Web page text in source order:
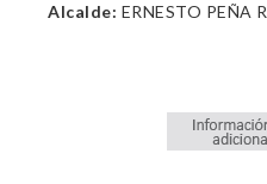
Alcalde: ERNESTO PEÑA